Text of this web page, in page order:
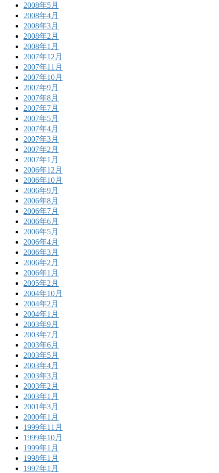
2008年5月
2008年4月
2008年3月
2008年2月
2008年1月
2007年12月
2007年11月
2007年10月
2007年9月
2007年8月
2007年7月
2007年5月
2007年4月
2007年3月
2007年2月
2007年1月
2006年12月
2006年10月
2006年9月
2006年8月
2006年7月
2006年6月
2006年5月
2006年4月
2006年3月
2006年2月
2006年1月
2005年2月
2004年10月
2004年2月
2004年1月
2003年9月
2003年7月
2003年6月
2003年5月
2003年4月
2003年3月
2003年2月
2003年1月
2001年3月
2000年1月
1999年11月
1999年10月
1999年1月
1998年1月
1997年1月